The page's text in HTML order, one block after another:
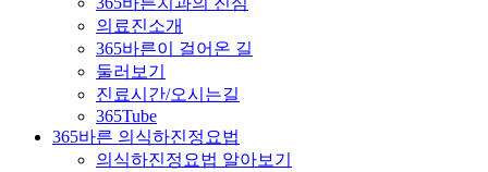
의료진소개
365바른이 걸어온 길
둘러보기
진료시간/오시는길
365Tube
365바른 의식하진정요법
의식하진정요법 알아보기